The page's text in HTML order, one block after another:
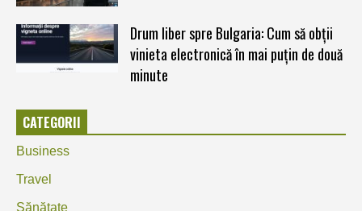
Drum liber spre Bulgaria: Cum să obții
vinieta electronică în mai puțin de două
minute
CATEGORII
Business
Travel
Sănătate